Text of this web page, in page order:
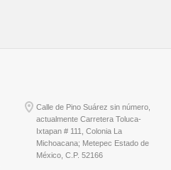
Calle de Pino Suárez sin número,
actualmente Carretera Toluca-
Ixtapan # 111, Colonia La
Michoacana; Metepec Estado de
México, C.P. 52166